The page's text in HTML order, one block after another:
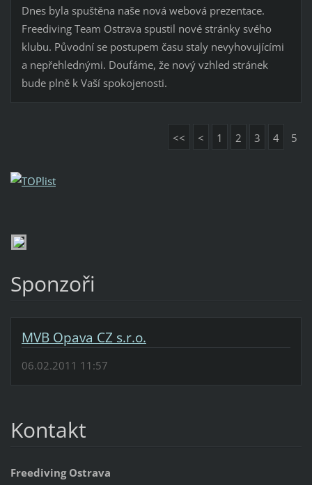
Dnes byla spuštěna naše nová webová prezentace.
Freediving Team Ostrava spustil nové stránky svého
klubu. Původní se postupem času staly nevyhovujícími
a nepřehlednými. Doufáme, že nový vzhled stránek
bude plně k Vaší spokojenosti.
<< < 1 2 3 4 5
Sponzoři
MVB Opava CZ s.r.o.
06.02.2011 11:57
Kontakt
Freediving Ostrava